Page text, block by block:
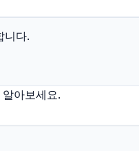
니다.
아보세요.